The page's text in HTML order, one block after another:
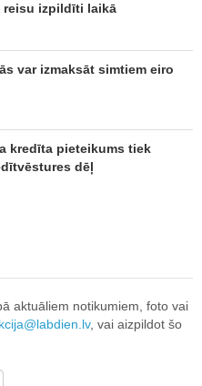
reisu izpildīti laikā
var izmaksāt simtiem eiro
kredīta pieteikums tiek
dēļ
aktuāliem notikumiem, foto vai
, vai aizpildot šo